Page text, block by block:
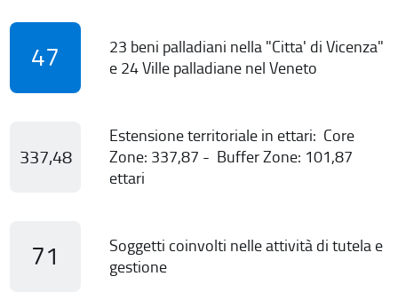
47
23 beni palladiani nella "Citta' di Vicenza"
e 24 Ville palladiane nel Veneto
337,48
Estensione territoriale in ettari: Core
Zone: 337,87 - Buffer Zone: 101,87
ettari
71
Soggetti coinvolti nelle attività di tutela e
gestione